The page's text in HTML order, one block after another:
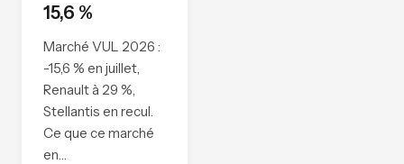
15,6 %
Marché VUL 2026 :
-15,6 % en juillet,
Renault à 29 %,
Stellantis en recul.
Ce que ce marché
en…